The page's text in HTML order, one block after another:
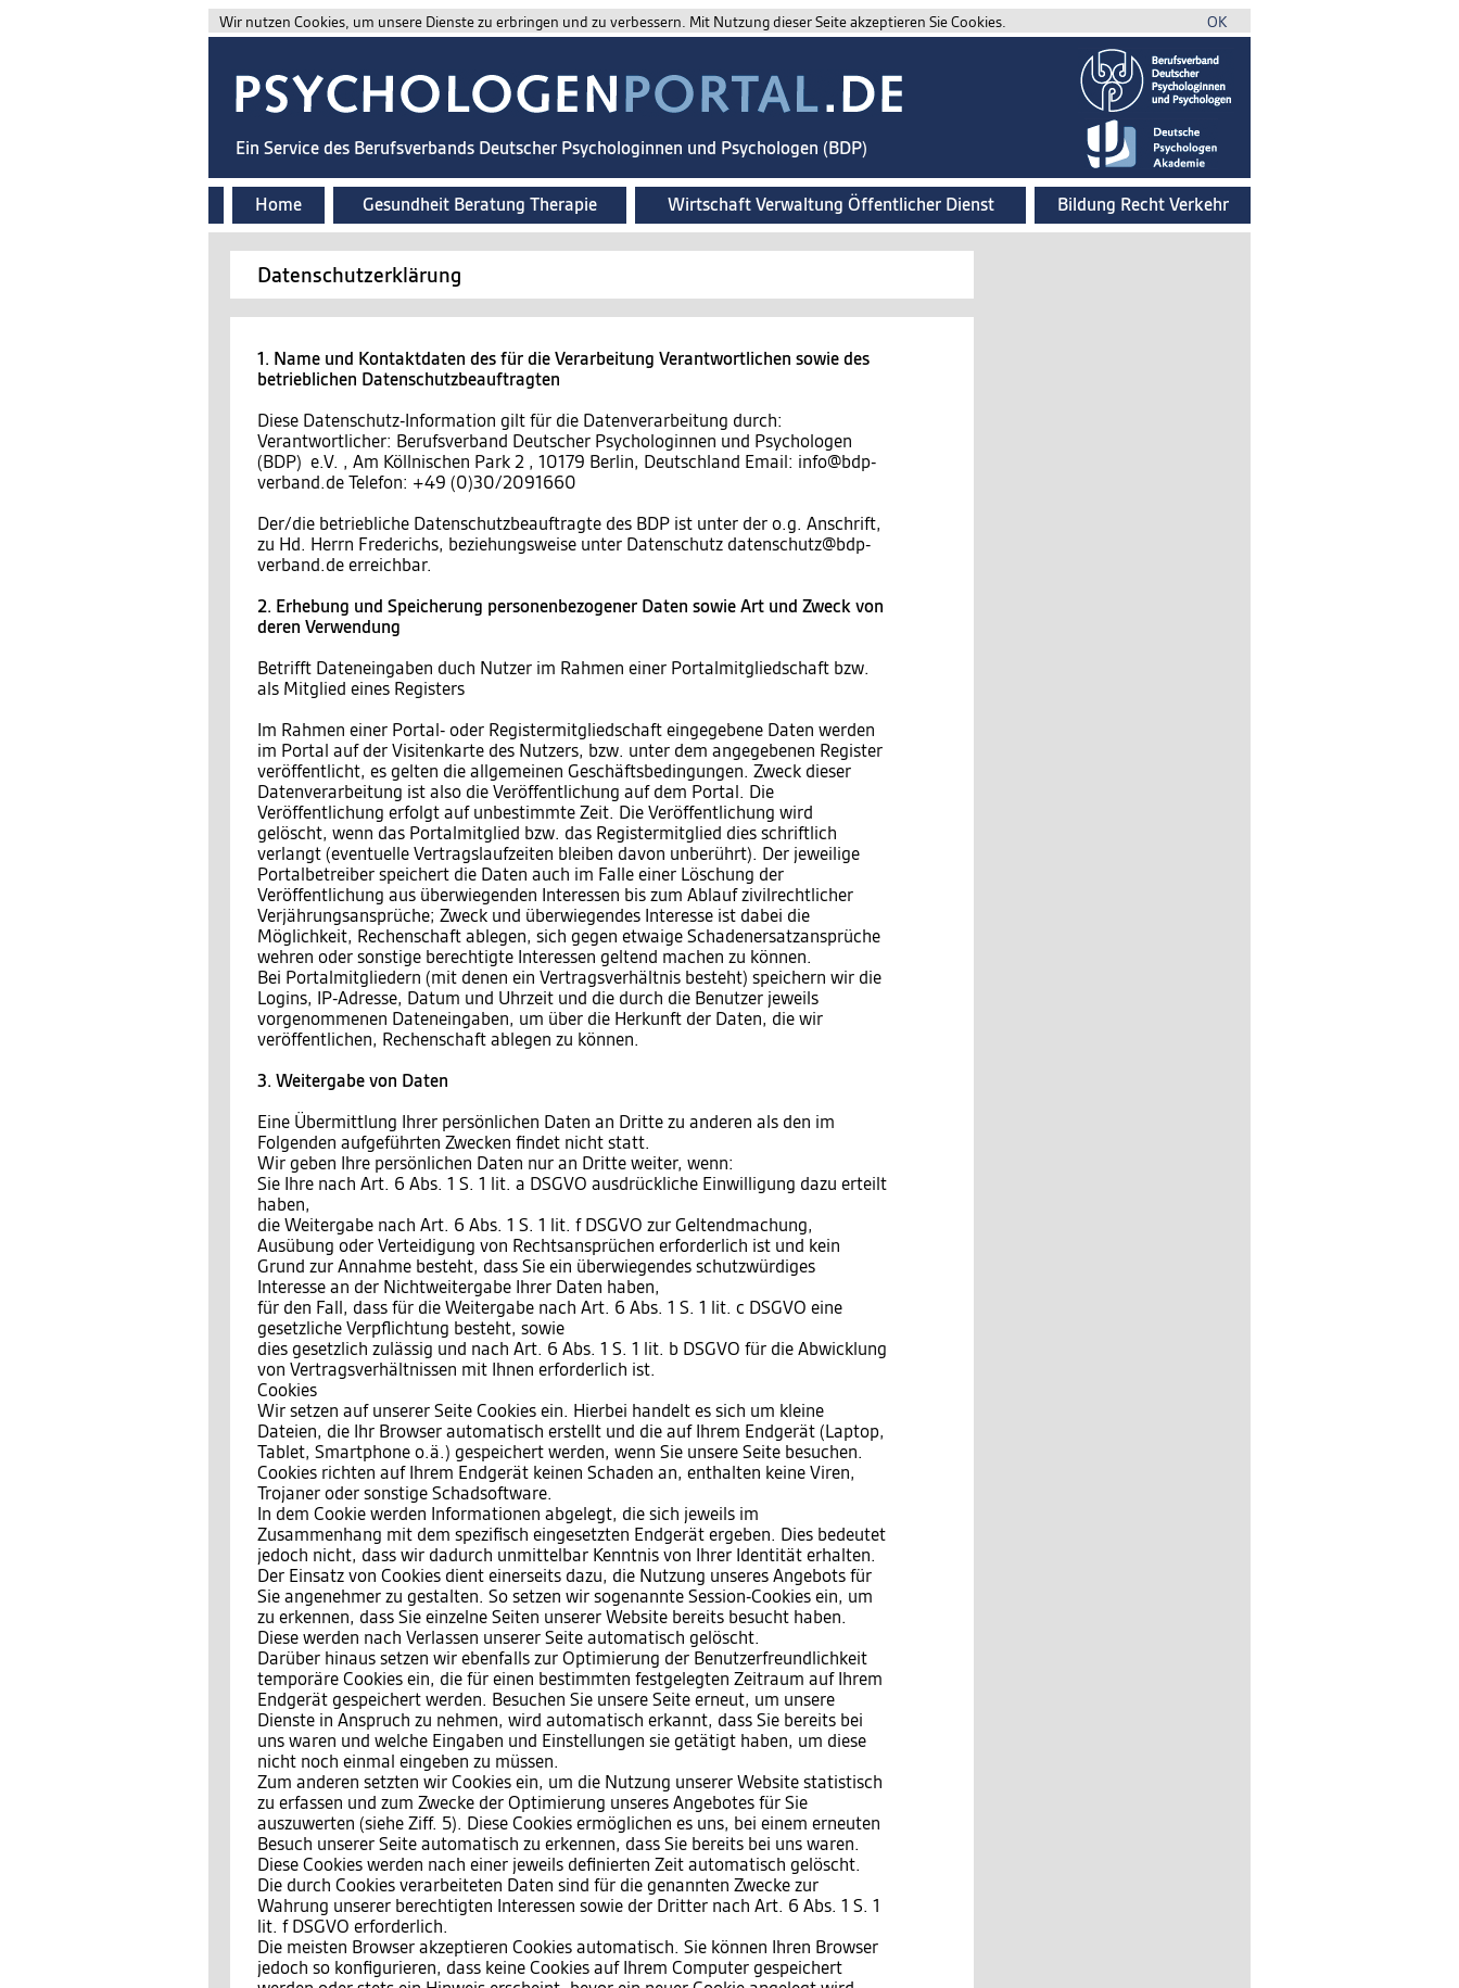
Wir nutzen Cookies, um unsere Dienste zu erbringen und zu verbessern. Mit Nutzung dieser Seite akzeptieren Sie Cookies. OK
Ein Service des Berufsverbands Deutscher Psychologinnen und Psychologen (BDP)
Home Gesundheit Beratung Therapie Wirtschaft Verwaltung Öffentlicher Dienst Bildung Recht Verkehr
Datenschutzerklärung
1. Name und Kontaktdaten des für die Verarbeitung Verantwortlichen sowie des
betrieblichen Datenschutzbeauftragten
Diese Datenschutz-Information gilt für die Datenverarbeitung durch:
Verantwortlicher: Berufsverband Deutscher Psychologinnen und Psychologen
(BDP) e.V. , Am Köllnischen Park 2 , 10179 Berlin, Deutschland Email: info@bdp-
verband.de Telefon: +49 (0)30/2091660
Der/die betriebliche Datenschutzbeauftragte des BDP ist unter der o.g. Anschrift,
zu Hd. Herrn Frederichs, beziehungsweise unter Datenschutz datenschutz@bdp-
verband.de erreichbar.
2. Erhebung und Speicherung personenbezogener Daten sowie Art und Zweck von
deren Verwendung
Betrifft Dateneingaben duch Nutzer im Rahmen einer Portalmitgliedschaft bzw.
als Mitglied eines Registers
Im Rahmen einer Portal- oder Registermitgliedschaft eingegebene Daten werden
im Portal auf der Visitenkarte des Nutzers, bzw. unter dem angegebenen Register
veröffentlicht, es gelten die allgemeinen Geschäftsbedingungen. Zweck dieser
Datenverarbeitung ist also die Veröffentlichung auf dem Portal. Die
Veröffentlichung erfolgt auf unbestimmte Zeit. Die Veröffentlichung wird
gelöscht, wenn das Portalmitglied bzw. das Registermitglied dies schriftlich
verlangt (eventuelle Vertragslaufzeiten bleiben davon unberührt). Der jeweilige
Portalbetreiber speichert die Daten auch im Falle einer Löschung der
Veröffentlichung aus überwiegenden Interessen bis zum Ablauf zivilrechtlicher
Verjährungsansprüche; Zweck und überwiegendes Interesse ist dabei die
Möglichkeit, Rechenschaft ablegen, sich gegen etwaige Schadenersatzansprüche
wehren oder sonstige berechtigte Interessen geltend machen zu können.
Bei Portalmitgliedern (mit denen ein Vertragsverhältnis besteht) speichern wir die
Logins, IP-Adresse, Datum und Uhrzeit und die durch die Benutzer jeweils
vorgenommenen Dateneingaben, um über die Herkunft der Daten, die wir
veröffentlichen, Rechenschaft ablegen zu können.
3. Weitergabe von Daten
Eine Übermittlung Ihrer persönlichen Daten an Dritte zu anderen als den im
Folgenden aufgeführten Zwecken findet nicht statt.
Wir geben Ihre persönlichen Daten nur an Dritte weiter, wenn:
Sie Ihre nach Art. 6 Abs. 1 S. 1 lit. a DSGVO ausdrückliche Einwilligung dazu erteilt
haben,
die Weitergabe nach Art. 6 Abs. 1 S. 1 lit. f DSGVO zur Geltendmachung,
Ausübung oder Verteidigung von Rechtsansprüchen erforderlich ist und kein
Grund zur Annahme besteht, dass Sie ein überwiegendes schutzwürdiges
Interesse an der Nichtweitergabe Ihrer Daten haben,
für den Fall, dass für die Weitergabe nach Art. 6 Abs. 1 S. 1 lit. c DSGVO eine
gesetzliche Verpflichtung besteht, sowie
dies gesetzlich zulässig und nach Art. 6 Abs. 1 S. 1 lit. b DSGVO für die Abwicklung
von Vertragsverhältnissen mit Ihnen erforderlich ist.
Cookies
Wir setzen auf unserer Seite Cookies ein. Hierbei handelt es sich um kleine
Dateien, die Ihr Browser automatisch erstellt und die auf Ihrem Endgerät (Laptop,
Tablet, Smartphone o.ä.) gespeichert werden, wenn Sie unsere Seite besuchen.
Cookies richten auf Ihrem Endgerät keinen Schaden an, enthalten keine Viren,
Trojaner oder sonstige Schadsoftware.
In dem Cookie werden Informationen abgelegt, die sich jeweils im
Zusammenhang mit dem spezifisch eingesetzten Endgerät ergeben. Dies bedeutet
jedoch nicht, dass wir dadurch unmittelbar Kenntnis von Ihrer Identität erhalten.
Der Einsatz von Cookies dient einerseits dazu, die Nutzung unseres Angebots für
Sie angenehmer zu gestalten. So setzen wir sogenannte Session-Cookies ein, um
zu erkennen, dass Sie einzelne Seiten unserer Website bereits besucht haben.
Diese werden nach Verlassen unserer Seite automatisch gelöscht.
Darüber hinaus setzen wir ebenfalls zur Optimierung der Benutzerfreundlichkeit
temporäre Cookies ein, die für einen bestimmten festgelegten Zeitraum auf Ihrem
Endgerät gespeichert werden. Besuchen Sie unsere Seite erneut, um unsere
Dienste in Anspruch zu nehmen, wird automatisch erkannt, dass Sie bereits bei
uns waren und welche Eingaben und Einstellungen sie getätigt haben, um diese
nicht noch einmal eingeben zu müssen.
Zum anderen setzten wir Cookies ein, um die Nutzung unserer Website statistisch
zu erfassen und zum Zwecke der Optimierung unseres Angebotes für Sie
auszuwerten (siehe Ziff. 5). Diese Cookies ermöglichen es uns, bei einem erneuten
Besuch unserer Seite automatisch zu erkennen, dass Sie bereits bei uns waren.
Diese Cookies werden nach einer jeweils definierten Zeit automatisch gelöscht.
Die durch Cookies verarbeiteten Daten sind für die genannten Zwecke zur
Wahrung unserer berechtigten Interessen sowie der Dritter nach Art. 6 Abs. 1 S. 1
lit. f DSGVO erforderlich.
Die meisten Browser akzeptieren Cookies automatisch. Sie können Ihren Browser
jedoch so konfigurieren, dass keine Cookies auf Ihrem Computer gespeichert